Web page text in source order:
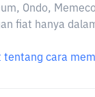
Ondo,
fiat hanya
tentang cara